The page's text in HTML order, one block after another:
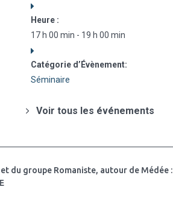
Heure :
17 h 00 min - 19 h 00 min
Catégorie d’Évènement:
Séminaire
Voir tous les événements
du groupe Romaniste, autour de Médée :